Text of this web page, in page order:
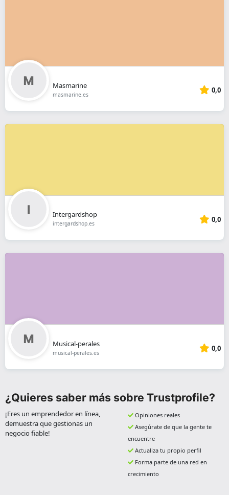
Masmarine
masmarine.es 0,0
Intergardshop
intergardshop.es 0,0
Musical-perales
musical-perales.es 0,0
¿Quieres saber más sobre Trustprofile?
¡Eres un emprendedor en línea,
demuestra que gestionas un
negocio fiable!
Opiniones reales
Asegúrate de que la gente te
encuentre
Actualiza tu propio perfil
Forma parte de una red en
crecimiento